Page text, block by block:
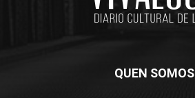
QUEN SOMOS